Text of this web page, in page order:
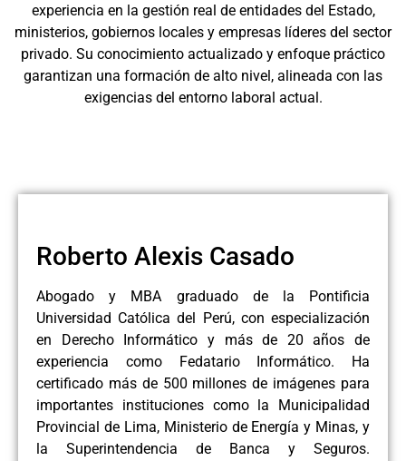
experiencia en la gestión real de entidades del Estado,
ministerios, gobiernos locales y empresas líderes del sector
privado. Su conocimiento actualizado y enfoque práctico
garantizan una formación de alto nivel, alineada con las
exigencias del entorno laboral actual.
Roberto Alexis Casado
Abogado y MBA graduado de la Pontificia
Universidad Católica del Perú, con especialización
en Derecho Informático y más de 20 años de
experiencia como Fedatario Informático. Ha
certificado más de 500 millones de imágenes para
importantes instituciones como la Municipalidad
Provincial de Lima, Ministerio de Energía y Minas, y
la Superintendencia de Banca y Seguros.